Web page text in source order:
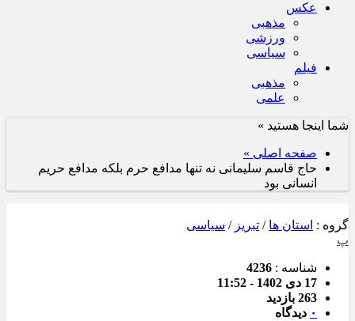
عکس
مذهبی
ورزشی
سیاسی
فیلم
مذهبی
علمی
شما اینجا هستید »
صفحه اصلی »
حاج قاسم سلیمانی نه تنها مدافع حرم بلکه مدافع حریم
انسانی بود
گروه : استان ها / تبریز / سیاسی
پ
شناسه : 4236
17 دی 1402 - 11:52
263 بازدید
۰ دیدگاه